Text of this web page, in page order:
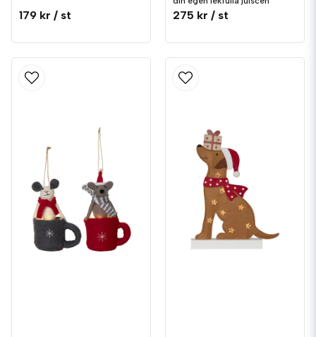
179 kr / st 275 kr / st